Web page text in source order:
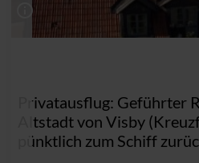
info_outline
Privatausflug: Geführter
Altstadt von Visby
pünktlich zum Schiff